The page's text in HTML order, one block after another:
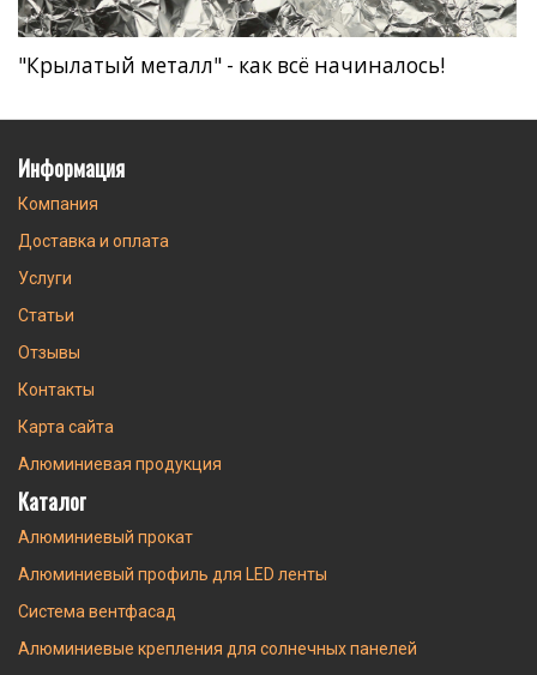
"Крылатый металл" - как всё начиналось!
Информация
Компания
Доставка и оплата
Услуги
Статьи
Отзывы
Контакты
Карта сайта
Алюминиевая продукция
Каталог
Алюминиевый прокат
Алюминиевый профиль для LED ленты
Система вентфасад
Алюминиевые крепления для солнечных панелей